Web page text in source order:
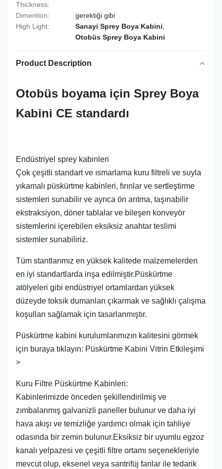
Thickness:
Dimention:
gerektiği gibi
High Light:
Sanayi Sprey Boya Kabini
Otobüs Sprey Boya Kabini
Product Description
Otobüs boyama için Sprey Boya
Kabini CE standardı
Endüstriyel sprey kabinleri
Çok çeşitli standart ve ısmarlama kuru filtreli ve suyla
yıkamalı püskürtme kabinleri, fırınlar ve sertleştirme
sistemleri sunabilir ve ayrıca ön arıtma, taşınabilir
ekstraksiyon, döner tablalar ve bileşen konveyör
sistemlerini içerebilen eksiksiz anahtar teslimi
sistemler sunabiliriz.
Tüm stantlarımız en yüksek kalitede malzemelerden
en iyi standartlarda inşa edilmiştir.Püskürtme
atölyeleri gibi endüstriyel ortamlardan yüksek
düzeyde toksik dumanları çıkarmak ve sağlıklı çalışma
koşulları sağlamak için tasarlanmıştır.
Püskürtme kabini kurulumlarımızın kalitesini görmek
için buraya tıklayın: Püskürtme Kabini Vitrin Etkileşimi
>
Kuru Filtre Püskürtme Kabinleri:
Kabinlerimizde önceden şekillendirilmiş ve
zımbalanmış galvanizli paneller bulunur ve daha iyi
hava akışı ve temizliğe yardımcı olmak için tahliye
odasında bir zemin bulunur.Eksiksiz bir uyumlu egzoz
kanalı yelpazesi ve çeşitli filtre ortamı seçenekleriyle
mevcut olup, eksenel veya santrifüj fanlar ile tedarik